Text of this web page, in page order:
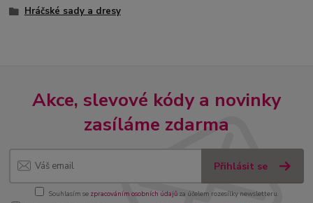
Hráčské sady a dresy
Akce, slevové kódy a novinky
zasíláme zdarma
Přihlásit se
Souhlasím se zpracováním osobních údajůza účelem rozesílky newsletteru.